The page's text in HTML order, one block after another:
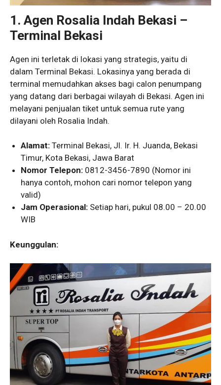
1. Agen Rosalia Indah Bekasi –
Terminal Bekasi
Agen ini terletak di lokasi yang strategis, yaitu di
dalam Terminal Bekasi. Lokasinya yang berada di
terminal memudahkan akses bagi calon penumpang
yang datang dari berbagai wilayah di Bekasi. Agen ini
melayani penjualan tiket untuk semua rute yang
dilayani oleh Rosalia Indah.
Alamat: Terminal Bekasi, Jl. Ir. H. Juanda, Bekasi
Timur, Kota Bekasi, Jawa Barat
Nomor Telepon: 0812-3456-7890 (Nomor ini
hanya contoh, mohon cari nomor telepon yang
valid)
Jam Operasional: Setiap hari, pukul 08.00 – 20.00
WIB
Keunggulan: